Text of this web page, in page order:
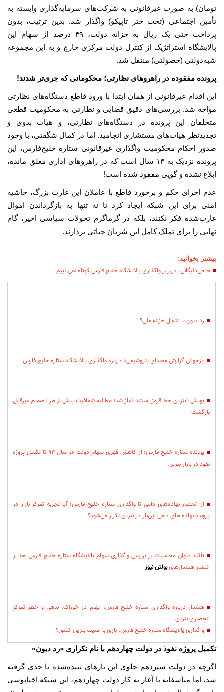
تومان) به صورت غیرقانونی به شرکت‌های سرمایه‌گذاری وابسته به
تأمین اجتماعی (تحت چتر تاپیکو) واگذار شد. بدین ترتیب، بدون
پرداخت حتی یک ریال به خزانه دولت، ۴۹ درصد از سهام این
پالایشگاه استراتژیک از کنترل دولت مرکزی خارج و به این مجموعه
شبه‌دولتی (خصولتی) منتقل شد.
پرونده مفقوده در راهروهای نظارتی؛ محکومانی که جری‌تر شدند!
این اقدام غیرقانونی از همان ابتدا با ورود قاطع دستگاه‌های نظارتی
مواجه شد. بررسی‌های دقیق قضایی و نظارتی به محکومیت قطعی
متخلفان این پرونده در دستگاه‌های نظارتی، و هیات بدوی و
تجدیدنظر هیات‌های مستشاری انجامید. اما در کمال شگفتی، با وجود
صدور احکام محکومیت واگذاری غیرقانونی ستاره خلیج‌فارس، این
پرونده نزدیک به ۱۳ سال است که در راهروهای اداری معلق مانده،
ابلاغ نشده و گویی مفقود شده است!
عدم اجرای حکم و برخورد قاطع با عاملان این غارت بزرگ، حاشیه
امنی برای این شبکه ایجاد کرد تا نه تنها به بازگرداندن اموال
غارت‌شده فکر نکنند، بلکه در گرماگرم تحولات سیاسی اخیر، گام
نهایی را برای تملک کامل این شریان حیاتی بردارند.
بیشتر بخوانید:
حاجی‌دلیگانی: دربرابر واگذاری پالایشگاه خلیج فارس کوتاه نمی آییم
رد دیون یا انتقال خزانه ملی؟
بازخوانی گزارش «صدای پتروشیمی» درباره واگذاری پالایشگاه ستاره خلیج فارس
پویش «بنزین خط قرمز است» آغاز شد؛ مطالبه شفافیت پیش از هر تصمیم غیرقابل
بازگشت
پرونده ستاره خلیج فارس؛ از کاهش قهری سهام دولت در سال ۹۳ تا تکمیل پروژه
نفوذ در بازار بنزین
از انحصار نهاده‌های دامی تا واگذاری ستاره خلیج فارس؛ آیا تجربه تمرکز بازار در
پرونده نهاده های دامی این‌بار در بنزین تکرار می‌شود؟
تأکید دیوان محاسبات بر بررسی واگذاری سهام پالایشگاه ستاره خلیج فارس بعد از
انتشار هشدارهایبولتن نیوز
هشدار درباره واگذاری ستاره خلیج فارس؛ ابهام در خوراک، بدهی و خطر تمرکز
انحصاری بنزین
واگذاری پالایشگاه ستاره خلیج فارس؛ بازی با امنیت بنزین کشور؟
تکمیل پروژه نفوذ در دولت چهاردهم با نام تکراری «رد دیون»
اگرچه در دولت سیزدهم جلوی این تارهای تنیده‌شده تا حدی گرفته
شد، اما متأسفانه با آغاز به کار دولت چهاردهم، این شبکه اختاپوسی